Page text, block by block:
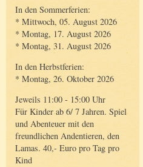
In den Sommerferien:
* Mittwoch, 05. August 2026
* Montag, 17. August 2026
* Montag, 31. August 2026
In den Herbstferien:
* Montag, 26. Oktober 2026
Jeweils 11:00 - 15:00 Uhr
Für Kinder ab 6/ 7 Jahren. Spiel
und Abenteuer mit den
freundlichen Andentieren, den
Lamas. 40,- Euro pro Tag pro
Kind